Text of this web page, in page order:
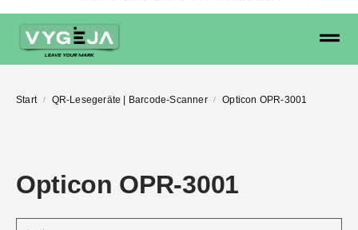
Start / QR-Lesegeräte | Barcode-Scanner / Opticon OPR-3001
Opticon OPR-3001